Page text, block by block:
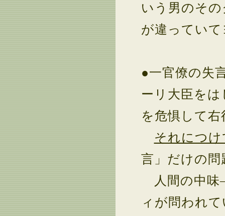
いう男のそ
が違ってい
●一官僚の失
ーリ大臣を
を危惧して
それにつ
言」だけの
人間の中味
ィが問われ